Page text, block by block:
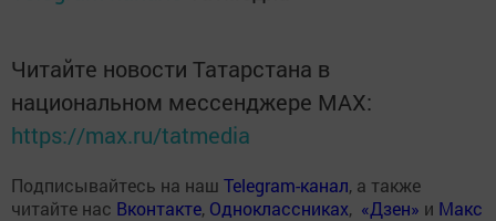
Читайте новости Татарстана в
национальном мессенджере MАХ:
https://max.ru/tatmedia
Подписывайтесь на наш Telegram-канал, а также
читайте нас Вконтакте, Одноклассниках, «Дзен» и Макс